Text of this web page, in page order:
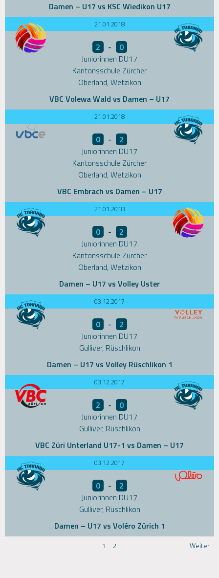
Damen – U17 vs KSC Wiedikon U17
21.01.2018
2 -
0
Juniorinnen DU17
Kantonsschule Zürcher
Oberland, Wetzikon
VBC Volewa Wald vs Damen – U17
21.01.2018
0 -
2
Juniorinnen DU17
Kantonsschule Zürcher
Oberland, Wetzikon
VBC Embrach vs Damen – U17
21.01.2018
0 -
2
Juniorinnen DU17
Kantonsschule Zürcher
Oberland, Wetzikon
Damen – U17 vs Volley Uster
03.12.2017
0 -
2
Juniorinnen DU17
Gulliver, Rüschlikon
Damen – U17 vs Volley Rüschlikon 1
03.12.2017
2 -
0
Juniorinnen DU17
Gulliver, Rüschlikon
VBC Züri Unterland U17-1 vs Damen – U17
03.12.2017
0 -
2
Juniorinnen DU17
Gulliver, Rüschlikon
Damen – U17 vs Voléro Zürich 1
1 2 Weiter